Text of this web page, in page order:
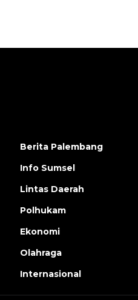
Berita Palembang
Info Sumsel
Lintas Daerah
Polhukam
Ekonomi
Olahraga
Internasional